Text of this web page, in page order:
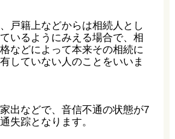
戸籍上などからは相続人とし
いるようにみえる場合で、相
などによって本来その相続に
していない人のことをいいま
出などで、音信不通の状態が7
失踪となります。